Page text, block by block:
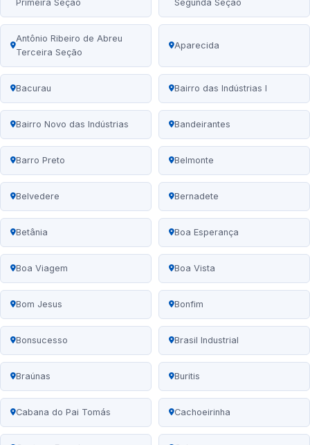
Primeira Seção Segunda Seção
Antônio Ribeiro de Abreu
Terceira Seção
Aparecida
Bacurau Bairro das Indústrias I
Bairro Novo das Indústrias Bandeirantes
Barro Preto Belmonte
Belvedere Bernadete
Betânia Boa Esperança
Boa Viagem Boa Vista
Bom Jesus Bonfim
Bonsucesso Brasil Industrial
Braúnas Buritis
Cabana do Pai Tomás Cachoeirinha